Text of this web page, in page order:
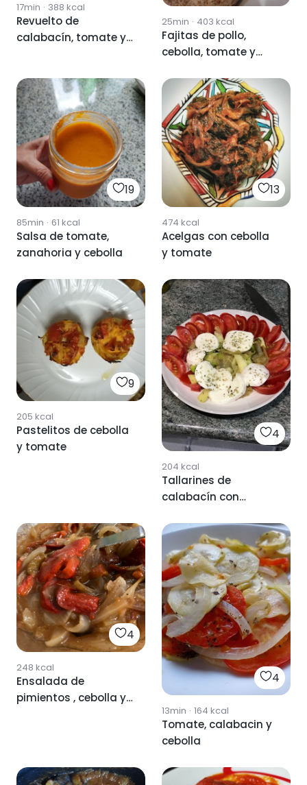
17min · 388 kcal
Revuelto de
calabacín, tomate y
25min · 403 kcal
Fajitas de pollo,
cebolla, tomate y
19
85min · 61 kcal
Salsa de tomate,
zanahoria y cebolla
13
474 kcal
Acelgas con cebolla
y tomate
9
205 kcal
Pastelitos de cebolla
y tomate
4
204 kcal
Tallarines de
calabacín con
tomate
4
248 kcal
Ensalada de
pimientos , cebolla y
4
13min · 164 kcal
Tomate, calabacin y
cebolla